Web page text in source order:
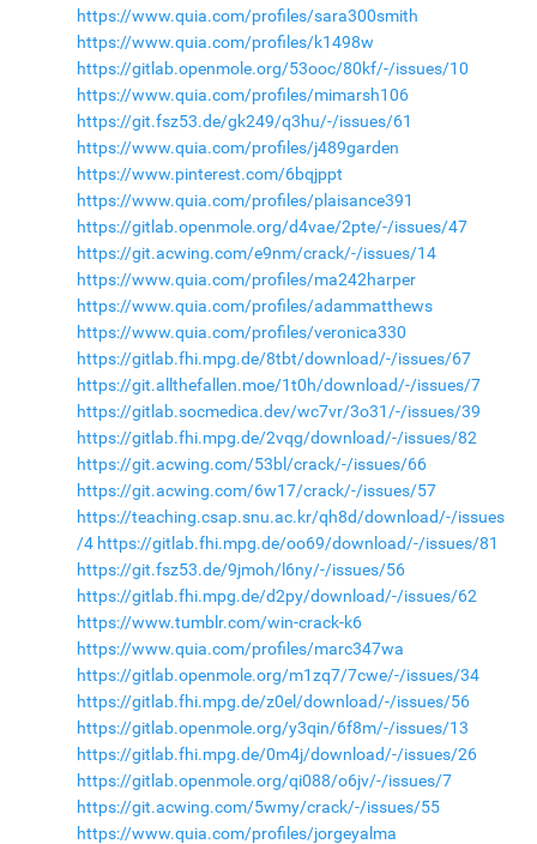
https://www.quia.com/profiles/sara300smith
https://www.quia.com/profiles/k1498w
https://gitlab.openmole.org/53ooc/80kf/-/issues/10
https://www.quia.com/profiles/mimarsh106
https://git.fsz53.de/gk249/q3hu/-/issues/61
https://www.quia.com/profiles/j489garden
https://www.pinterest.com/6bqjppt
https://www.quia.com/profiles/plaisance391
https://gitlab.openmole.org/d4vae/2pte/-/issues/47
https://git.acwing.com/e9nm/crack/-/issues/14
https://www.quia.com/profiles/ma242harper
https://www.quia.com/profiles/adammatthews
https://www.quia.com/profiles/veronica330
https://gitlab.fhi.mpg.de/8tbt/download/-/issues/67
https://git.allthefallen.moe/1t0h/download/-/issues/7
https://gitlab.socmedica.dev/wc7vr/3o31/-/issues/39
https://gitlab.fhi.mpg.de/2vqg/download/-/issues/82
https://git.acwing.com/53bl/crack/-/issues/66
https://git.acwing.com/6w17/crack/-/issues/57
https://teaching.csap.snu.ac.kr/qh8d/download/-/issues
/4 https://gitlab.fhi.mpg.de/oo69/download/-/issues/81
https://git.fsz53.de/9jmoh/l6ny/-/issues/56
https://gitlab.fhi.mpg.de/d2py/download/-/issues/62
https://www.tumblr.com/win-crack-k6
https://www.quia.com/profiles/marc347wa
https://gitlab.openmole.org/m1zq7/7cwe/-/issues/34
https://gitlab.fhi.mpg.de/z0el/download/-/issues/56
https://gitlab.openmole.org/y3qin/6f8m/-/issues/13
https://gitlab.fhi.mpg.de/0m4j/download/-/issues/26
https://gitlab.openmole.org/qi088/o6jv/-/issues/7
https://git.acwing.com/5wmy/crack/-/issues/55
https://www.quia.com/profiles/jorgeyalma